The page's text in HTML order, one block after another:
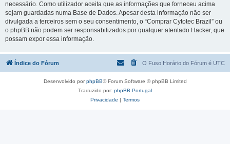
necessário. Como utilizador aceita que as informações que forneceu acima
sejam guardadas numa Base de Dados. Apesar desta informação não ser
divulgada a terceiros sem o seu consentimento, o “Comprar Cytotec Brazil” ou
o phpBB não podem ser responsabilizados por qualquer atentado Hacker, que
possam expor essa informação.
Índice do Fórum O Fuso Horário do Fórum é UTC
Desenvolvido porphpBB® Forum Software © phpBB Limited
Traduzido por: phpBB Portugal
Privacidade | Termos